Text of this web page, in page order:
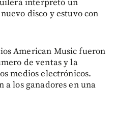
interpretó un
disco y estuvo con
American Music fueron
de ventas y la
medios electrónicos.
a los ganadores en una